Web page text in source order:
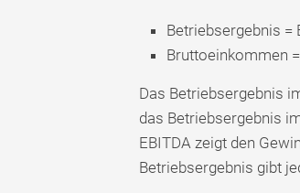
Betriebsergebnis =
Bruttoeinkommen
Das Betriebsergebnis
das Betriebsergebnis
EBITDA zeigt den
Betriebsergebnis gibt